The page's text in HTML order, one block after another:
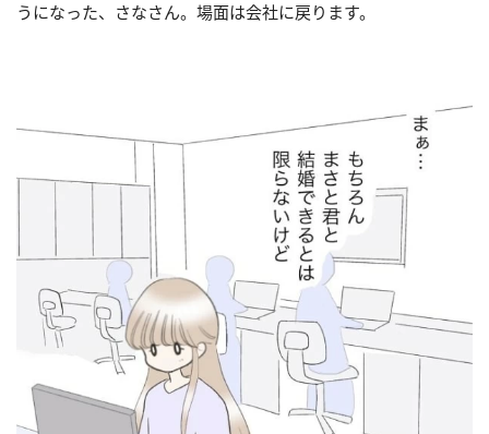
うになった、さなさん。場面は会社に戻ります。